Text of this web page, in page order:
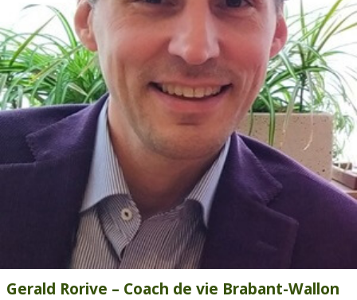
Gerald Rorive – Coach de vie Brabant-Wallon